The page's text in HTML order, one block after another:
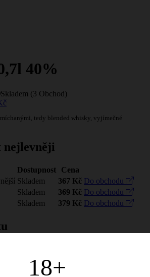
18+
40%
Skladem (3 Obchod)
tedy blended whisky, vyjímečné
nejlevněji
Dostupnost
Cena
Skladem 367 Kč Do obchodu
Skladem 369 Kč Do obchodu
Skladem 379 Kč Do obchodu
míchanými, tedy blended whisky,